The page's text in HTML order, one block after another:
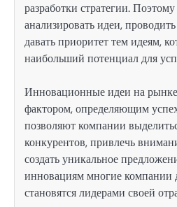
разработки стратегии.
анализировать идеи,
давать приоритет тем идеям,
наибольший потенциал для
Инновационные идеи на
фактором, определяющим
позволяют компании
конкурентов, привлечь
создать уникальное
инновациям многие компании
становятся лидерами своей